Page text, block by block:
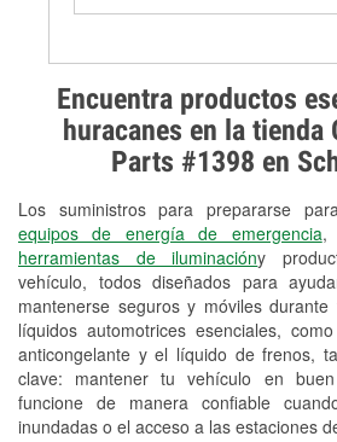
Encuentra productos
huracanes en la tienda
Parts #1398 en
Los suministros para prepararse
equipos de energía de emergencia,
herramientas de iluminacióny
vehículo, todos diseñados para
mantenerse seguros y móviles
líquidos automotrices esenciales,
anticongelante y el líquido de frenos,
clave: mantener tu vehículo en
funcione de manera confiable
inundadas o el acceso a las estaciones
Prueba de alternadores
arrancadores
Revisión de la luz "Check
Reciclaje de baterías y
Instalación de bombillas
Instalación de
Programa de Préstamo
Herramientas
Rectificación de